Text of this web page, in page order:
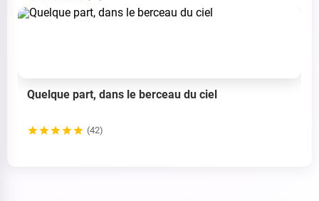
Quelque part, dans le berceau du ciel
(42)